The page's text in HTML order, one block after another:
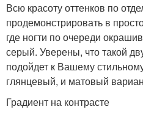
Всю красоту оттенков по
продемонстрировать в
где ногти по очереди
серый. Уверены, что такой
подойдет к Вашему
глянцевый, и матовый
Градиент на контрасте